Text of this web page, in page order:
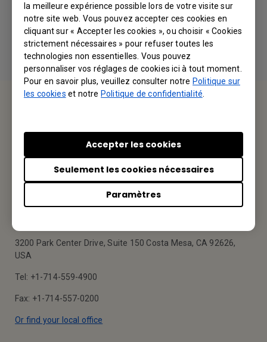
la meilleure expérience possible lors de votre visite sur
notre site web. Vous pouvez accepter ces cookies en
cliquant sur « Accepter les cookies », ou choisir « Cookies
strictement nécessaires » pour refuser toutes les
technologies non essentielles. Vous pouvez
personnaliser vos réglages de cookies ici à tout moment.
Pour en savoir plus, veuillez consulter notrePolitique sur
les cookies et notrePolitique de confidentialité
Paramètres
Seulement les cookies nécessaires
Accepter les cookies
Langue: European French
Aperçu | Télécharger
Nous aimerions avoir de vos nouvelles.
Contactez-nous
Votre BenQ
3200 Park Center Drive, Suite 150 Costa Mesa, CA 92626,
USA
Tel: +1-714-559-4900
Fax: +1-714-557-0200
Or find your local office